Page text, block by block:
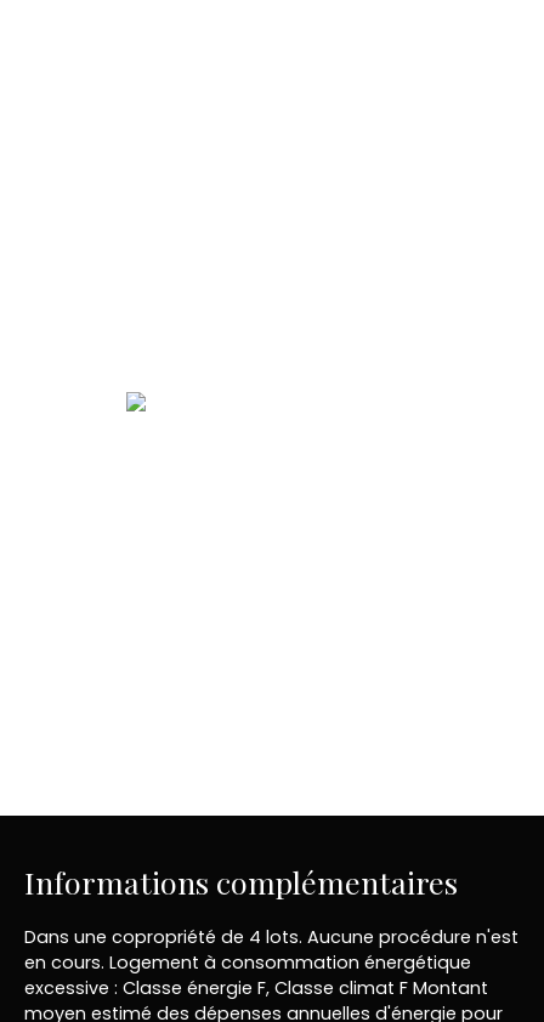
Informations complémentaires
Dans une copropriété de 4 lots. Aucune procédure n'est
en cours. Logement à consommation énergétique
excessive : Classe énergie F, Classe climat F Montant
moyen estimé des dépenses annuelles d'énergie pour